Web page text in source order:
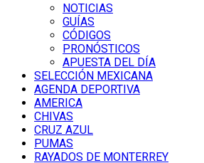
NOTICIAS
GUÍAS
CÓDIGOS
PRONÓSTICOS
APUESTA DEL DÍA
SELECCIÓN MEXICANA
AGENDA DEPORTIVA
AMERICA
CHIVAS
CRUZ AZUL
PUMAS
RAYADOS DE MONTERREY